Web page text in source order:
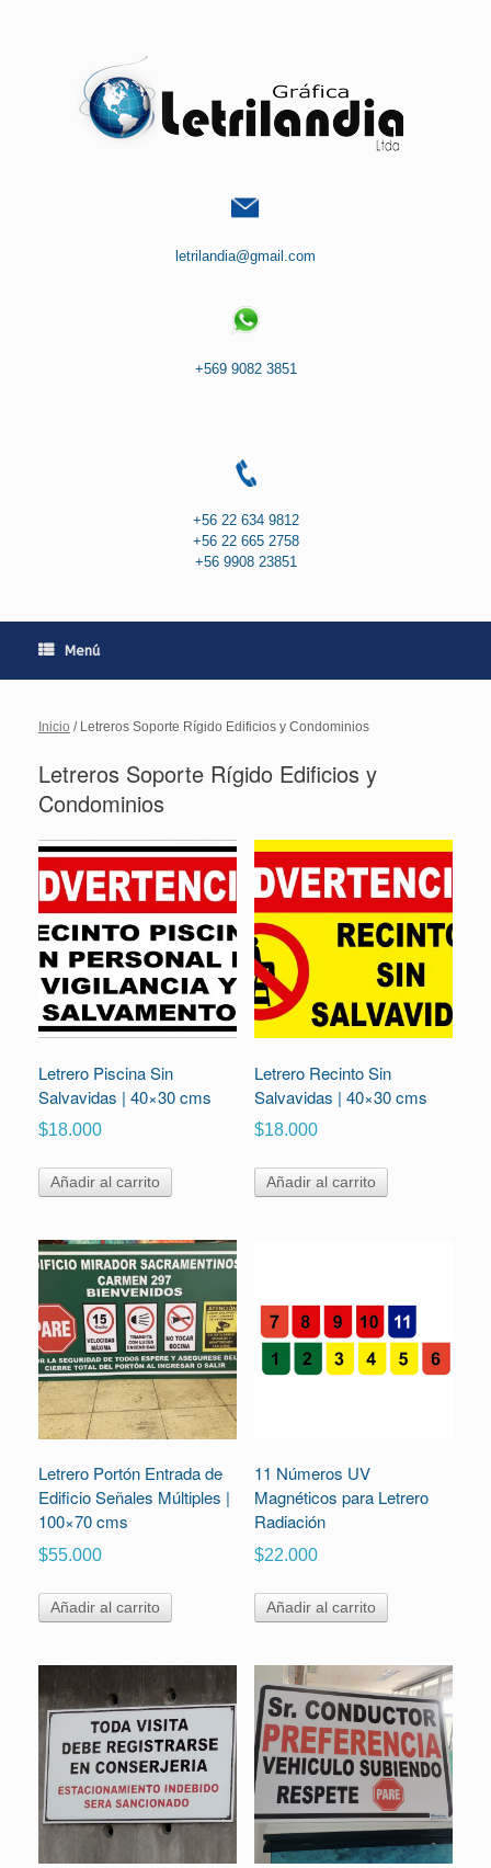
letrilandia@gmail.com
+569 9082 3851
+56 22 634 9812
+56 22 665 2758
+56 9908 23851
Menú
Inicio / Letreros Soporte Rígido Edificios y Condominios
Letreros Soporte Rígido Edificios y
Condominios
Letrero Piscina Sin
Salvavidas | 40×30 cms
$18.000
Añadir al carrito
Letrero Recinto Sin
Salvavidas | 40×30 cms
$18.000
Añadir al carrito
Letrero Portón Entrada de
Edificio Señales Múltiples |
100×70 cms
$55.000
Añadir al carrito
11 Números UV
Magnéticos para Letrero
Radiación
$22.000
Añadir al carrito